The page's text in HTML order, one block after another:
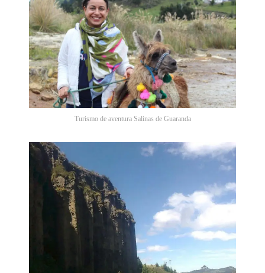
Turismo de aventura Salinas de Guaranda